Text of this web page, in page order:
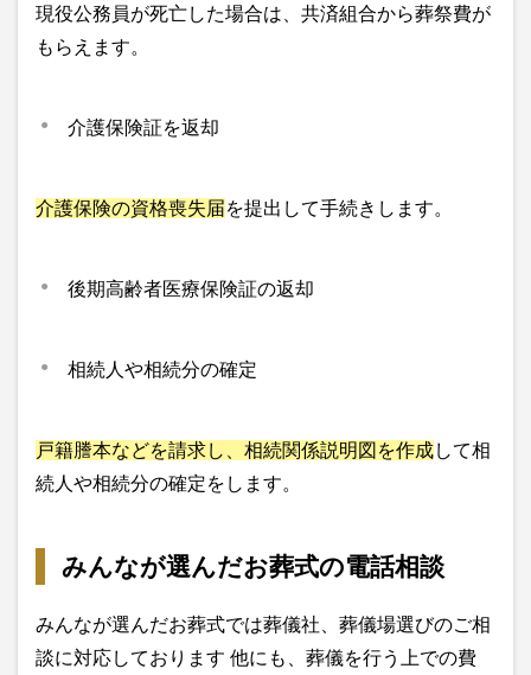
現役公務員が死亡した場合は、共済組合から葬祭費が
もらえます。
介護保険証を返却
介護保険の資格喪失届を提出して手続きします。
後期高齢者医療保険証の返却
相続人や相続分の確定
戸籍謄本などを請求し、相続関係説明図を作成して相
続人や相続分の確定をします。
みんなが選んだお葬式の電話相談
みんなが選んだお葬式では葬儀社、葬儀場選びのご相
談に対応しております 他にも、葬儀を行う上での費